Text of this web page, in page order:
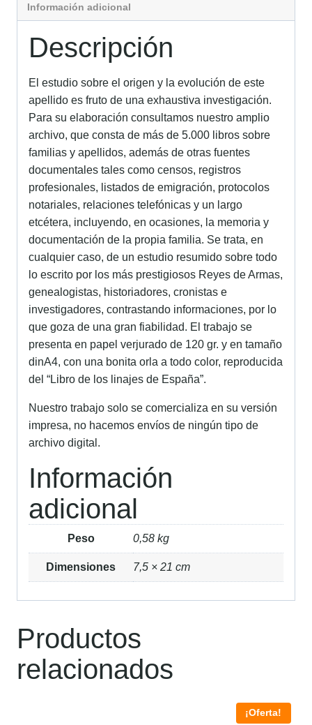
Información adicional
Descripción
El estudio sobre el origen y la evolución de este
apellido es fruto de una exhaustiva investigación.
Para su elaboración consultamos nuestro amplio
archivo, que consta de más de 5.000 libros sobre
familias y apellidos, además de otras fuentes
documentales tales como censos, registros
profesionales, listados de emigración, protocolos
notariales, relaciones telefónicas y un largo
etcétera, incluyendo, en ocasiones, la memoria y
documentación de la propia familia. Se trata, en
cualquier caso, de un estudio resumido sobre todo
lo escrito por los más prestigiosos Reyes de Armas,
genealogistas, historiadores, cronistas e
investigadores, contrastando informaciones, por lo
que goza de una gran fiabilidad. El trabajo se
presenta en papel verjurado de 120 gr. y en tamaño
dinA4, con una bonita orla a todo color, reproducida
del “Libro de los linajes de España”.
Nuestro trabajo solo se comercializa en su versión
impresa, no hacemos envíos de ningún tipo de
archivo digital.
Información
adicional
Peso 0,58 kg
Dimensiones 7,5 × 21 cm
Productos
relacionados
¡Oferta!